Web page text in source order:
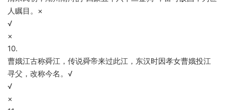
人瞩目。×
√
×
10.
曹娥江古称舜江，传说舜帝来过此江，东汉时因孝女曹娥投江
寻父，改称今名。√
√
×